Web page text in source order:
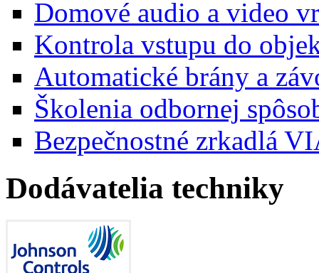
Domové audio a video
Kontrola vstupu do
Automatické brány a
Školenia odbornej
Bezpečnostné zrkadlá
Dodávatelia techniky